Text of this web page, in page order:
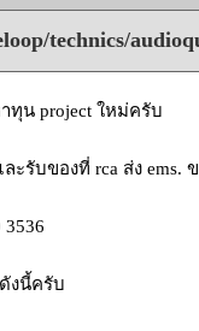
technics/
ทุน project ใหม่ครับ
ะรับของที่ rca ส่ง ems.
3536
งนี้ครับ